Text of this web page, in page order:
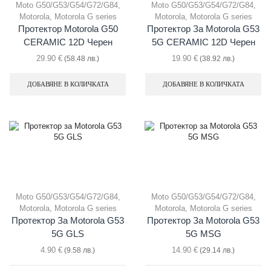
Moto G50/G53/G54/G72/G84,
Motorola, Motorola G series
Протектор Motorola G50
CERAMIC 12D Черен
29.90 € (58.48 лв.)
ДОБАВЯНЕ В КОЛИЧКАТА
Moto G50/G53/G54/G72/G84,
Motorola, Motorola G series
Протектор За Motorola G53
5G CERAMIC 12D Черен
19.90 € (38.92 лв.)
ДОБАВЯНЕ В КОЛИЧКАТА
Moto G50/G53/G54/G72/G84,
Motorola, Motorola G series
Протектор За Motorola G53
5G GLS
4.90 € (9.58 лв.)
Moto G50/G53/G54/G72/G84,
Motorola, Motorola G series
Протектор За Motorola G53
5G MSG
14.90 € (29.14 лв.)